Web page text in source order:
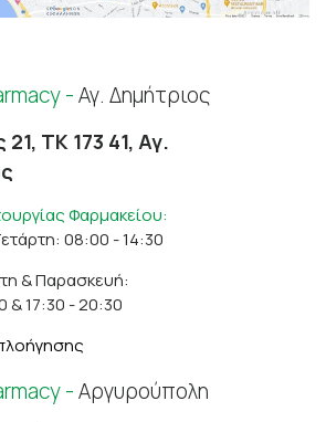
-Αγ. Δημήτριος
ΤΚ 173 41, Αγ.
Φαρμακείου:
08:00 - 14:30
& Παρασκευή:
& 17:30 - 20:30
-Αργυρούπολη